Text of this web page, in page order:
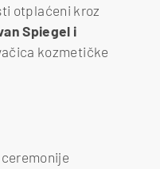
otplaćeni kroz
Spiegel i
kozmetičke